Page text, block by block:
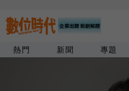
熱門 新聞 專題